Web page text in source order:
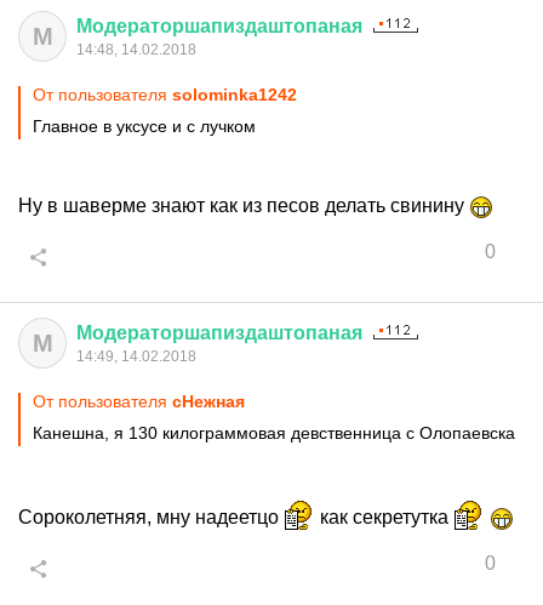
М Модераторшапиздаштопаная
14:48, 14.02.2018
От пользователя solominka1242
Главное в уксусе и с лучком
Ну в шаверме знают как из песов делать свинину
0
М Модераторшапиздаштопаная
14:49, 14.02.2018
От пользователя cHeжная
Канешна, я 130 килограммовая девственница с Олопаевска
Сороколетняя, мну надеетцо как секретутка
0